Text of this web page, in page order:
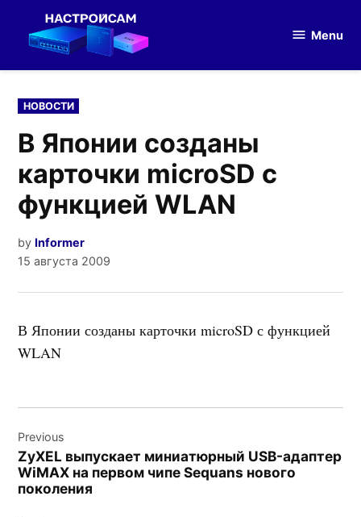
оборудования
Menu
POSTED
IN
НОВОСТИ
В Японии созданы
карточки microSD с
функцией WLAN
by Informer
15 августа 2009
В Японии созданы карточки microSD с функцией
WLAN
по
записям
Previous
ZyXEL выпускает миниатюрный USB-адаптер
WiMAX на первом чипе Sequans нового
поколения